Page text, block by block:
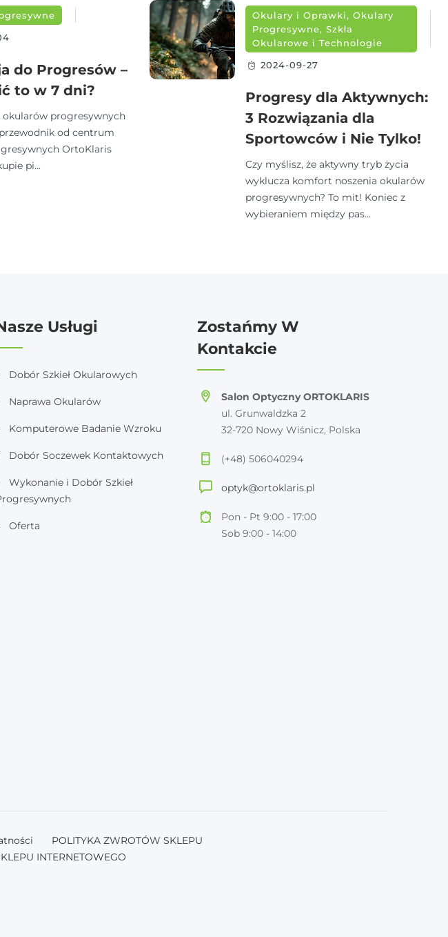
do Progresów –
to w 7 dni?
okularów progresywnych
od centrum
OrtoKlaris
pi...
Okulary i Oprawki,Okulary
Progresywne,Szkła
Okularowe i Technologie
2024-09-27
Progresy dla Aktywnych:
3 Rozwiązania dla
Sportowców i Nie Tylko!
Czy myślisz, że aktywny tryb życia
wyklucza komfort noszenia okularów
progresywnych? To mit! Koniec z
wybieraniem między pas...
Usługi
Dobór Szkieł Okularowych
Naprawa Okularów
Komputerowe Badanie Wzroku
Dobór Soczewek Kontaktowych
Wykonanie i Dobór Szkieł
Oferta
Zostańmy W
Kontakcie
Salon Optyczny ORTOKLARIS
ul. Grunwaldzka 2
32-720 Nowy Wiśnicz, Polska
(+48) 506040294
optyk@ortoklaris.pl
Pon - Pt 9:00 - 17:00
Sob 9:00 - 14:00
POLITYKA ZWROTÓW SKLEPU
INTERNETOWEGO